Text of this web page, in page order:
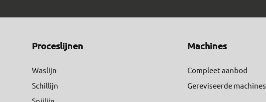
Proceslijnen
Waslijn
Schillijn
Machines
Compleet aanbod
Gereviseerde machines